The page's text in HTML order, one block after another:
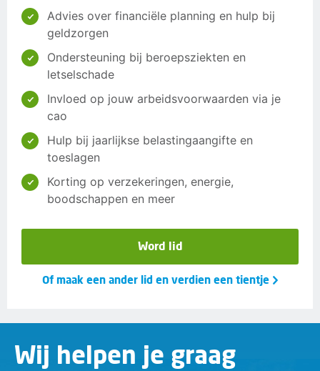
Advies over financiële planning en hulp bij
geldzorgen
Ondersteuning bij beroepsziekten en
letselschade
Invloed op jouw arbeidsvoorwaarden via je
cao
Hulp bij jaarlijkse belastingaangifte en
toeslagen
Korting op verzekeringen, energie,
boodschappen en meer
Word lid
Of maak een ander lid en verdien een tientje
Wij helpen je graag